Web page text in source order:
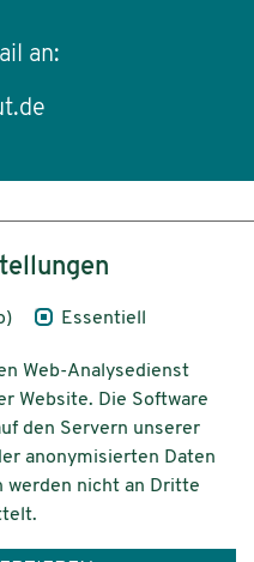
an:
für
e.V.
Essentiell
Web-Analysedienst
Website. Die Software
den Servern unserer
anonymisierten Daten
nicht an Dritte